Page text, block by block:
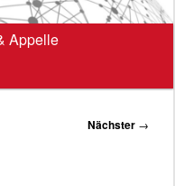
Appelle
Nächster →